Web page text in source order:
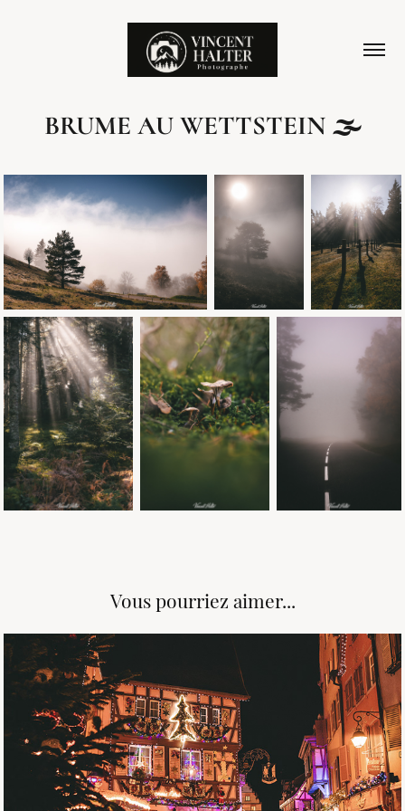
BRUME AU WETTSTEIN 🌫️
Vous pourriez aimer...
December, 2022
Marché de Noël de Colmar